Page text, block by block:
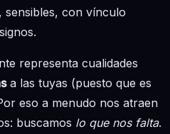
sensibles, con vínculo
representa cualidades
a las tuyas (puesto que es
eso a menudo nos atraen
buscamos lo que nos falta.